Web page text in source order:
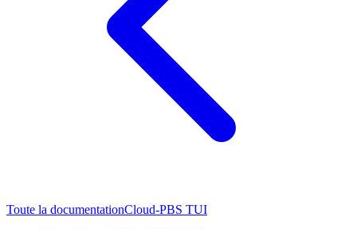
Toute la documentationCloud-PBS TUI